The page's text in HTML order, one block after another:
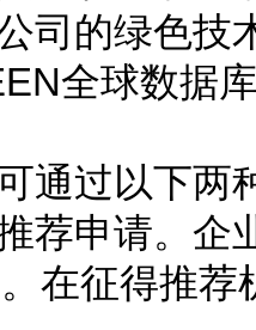
司的绿色技
全球数据
通过以下两
推荐申请。
在征得推